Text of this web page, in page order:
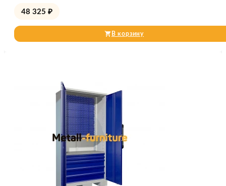
48 325 ₽
В корзину